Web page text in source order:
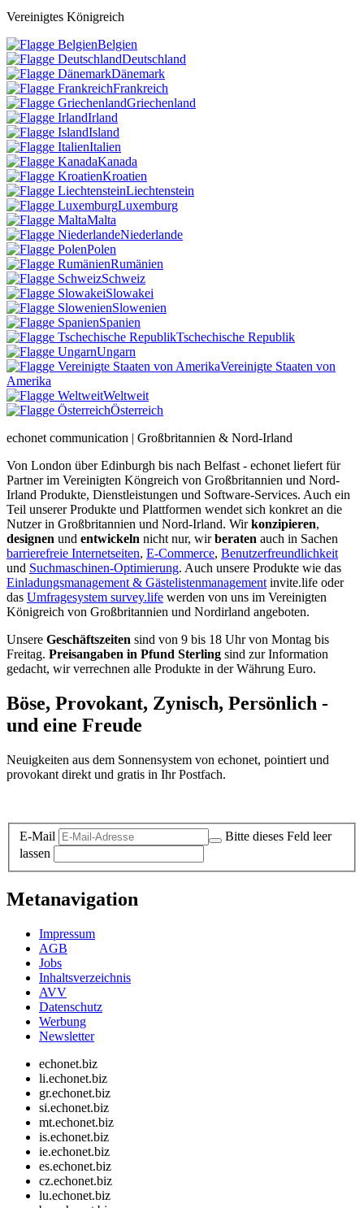
Vereinigtes Königreich
Belgien
Deutschland
Dänemark
Frankreich
Griechenland
Irland
Island
Italien
Kanada
Kroatien
Liechtenstein
Luxemburg
Malta
Niederlande
Polen
Rumänien
Schweiz
Slowakei
Slowenien
Spanien
Tschechische Republik
Ungarn
Vereinigte Staaten von
Amerika
Weltweit
Österreich
echonet communication | Großbritannien & Nord-Irland
Von London über Edinburgh bis nach Belfast - echonet liefert für
Partner im Vereinigten Köngreich von Großbritannien und Nord-
Irland Produkte, Dienstleistungen und Software-Services. Auch ein
Teil unserer Produkte und Plattformen wendet sich konkret an die
Nutzer in Großbritannien und Nord-Irland. Wirkonzipieren,
designen und entwickeln nicht nur, wirberaten auch in Sachen
barrierefreie Internetseiten, E-Commerce, Benutzerfreundlichkeit
und Suchmaschinen-Optimierung. Auch unsere Produkte wie das
Einladungsmanagement & Gästelistenmanagement invite.life oder
das Umfragesystem survey.life werden von uns im Vereinigten
Königreich von Großbritannien und Nordirland angeboten.
Unsere Geschäftszeiten sind von 9 bis 18 Uhr von Montag bis
Freitag. Preisangaben in Pfund Sterling sind zur Information
gedacht, wir verrechnen alle Produkte in der Währung Euro.
Böse, Provokant, Zynisch, Persönlich -
und eine Freude
Neuigkeiten aus dem Sonnensystem von echonet, pointiert und
provokant direkt und gratis in Ihr Postfach.
E-Mail
Bitte dieses Feld leer
lassen
Metanavigation
Impressum
AGB
Jobs
Inhaltsverzeichnis
AVV
Datenschutz
Werbung
Newsletter
echonet.biz
li.echonet.biz
gr.echonet.biz
si.echonet.biz
mt.echonet.biz
is.echonet.biz
ie.echonet.biz
es.echonet.biz
cz.echonet.biz
lu.echonet.biz